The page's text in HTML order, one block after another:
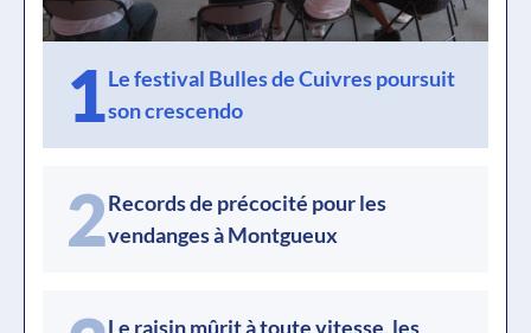
1Le festival Bulles de Cuivres poursuit
son crescendo
2Records de précocité pour les
vendanges à Montgueux
Le raisin mûrit à toute vitesse, les